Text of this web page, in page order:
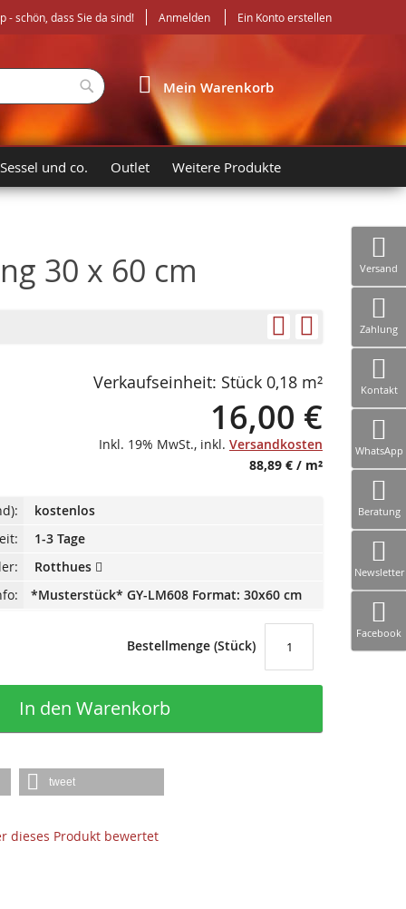
- schön, dass Sie da sind! Anmelden Ein Konto erstellen
Mein Warenkorb
Suche
und co. Outlet Weitere Produkte
30 x 60 cm
Verkaufseinheit: Stück 0,18 m²
16,00 €
Inkl. 19% MwSt., inkl. Versandkosten
88,89 € / m²
kostenlos
1-3 Tage
Rotthues
*Musterstück* GY-LM608 Format: 30x60 cm
Bestellmenge (Stück)
In den Warenkorb
tweet
dieses Produkt bewertet
Versand
Zahlung
Kontakt
WhatsApp
Beratung
Newsletter
Facebook